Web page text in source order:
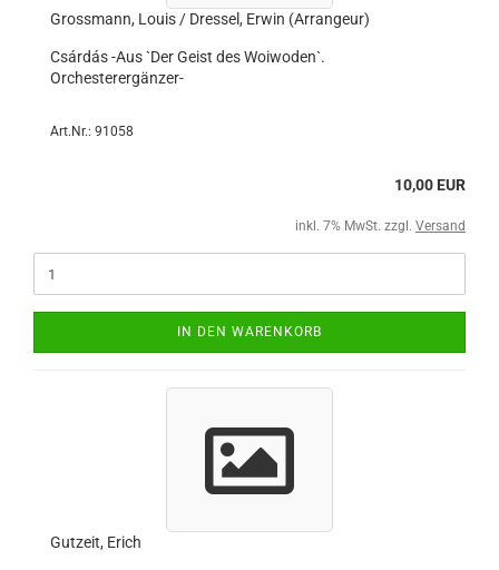
Grossmann, Louis / Dressel, Erwin (Arrangeur)
Csárdás -Aus `Der Geist des Woiwoden`.
Orchesterergänzer-
Art.Nr.: 91058
10,00 EUR
inkl. 7% MwSt. zzgl. Versand
IN DEN WARENKORB
Gutzeit, Erich